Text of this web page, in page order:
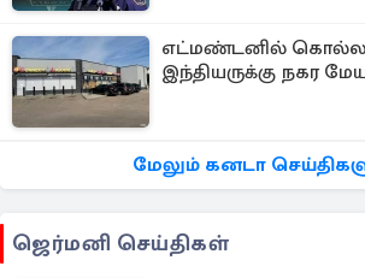
எட்மண்டனில்
இந்தியருக்கு நகர
மேலும் கனடா
ஜெர்மனி செய்திகள்